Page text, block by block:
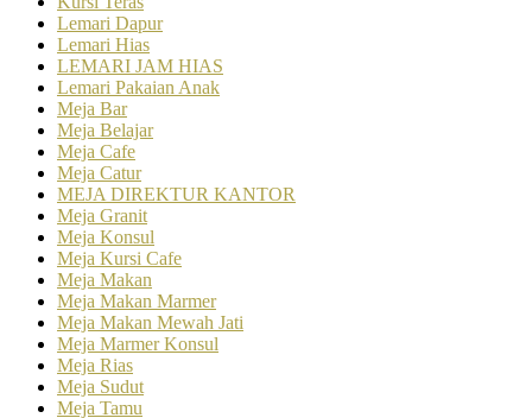
Lemari Dapur
Lemari Hias
LEMARI JAM HIAS
Lemari Pakaian Anak
Meja Bar
Meja Belajar
Meja Cafe
Meja Catur
MEJA DIREKTUR KANTOR
Meja Granit
Meja Konsul
Meja Kursi Cafe
Meja Makan
Meja Makan Marmer
Meja Makan Mewah Jati
Meja Marmer Konsul
Meja Rias
Meja Sudut
Meja Tamu